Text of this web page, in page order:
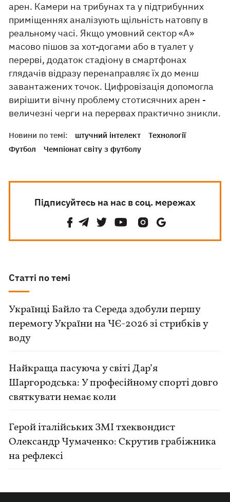
арен. Камери на трибунах та у підтрибунних
приміщеннях аналізують щільність натовпу в
реальному часі. Якщо умовний сектор «А»
масово пішов за хот-догами або в туалет у
перерві, додаток стадіону в смартфонах
глядачів відразу перенаправляє їх до менш
завантажених точок. Цифровізація допомогла
вирішити вічну проблему стотисячних арен -
величезні черги на перервах практично зникли.
Новини по темі: штучний інтелект
Технології
Футбол
Чемпіонат світу з футболу
Підписуйтесь на нас в соц. мережах
Статті по темі
Українці Байло та Середа здобули першу
перемогу України на ЧЄ-2026 зі стрибків у
воду
Найкраща пасуюча у світі Дар’я
Шаргородська: У професійному спорті довго
святкувати немає коли
Герой італійських ЗМІ тхеквондист
Олександр Чумаченко: Скрутив грабіжника
на рефлексі